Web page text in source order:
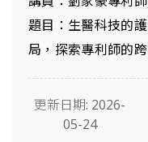
題目：生醫科技的
局，探索專利師的
更新日期: 2026-
05-24